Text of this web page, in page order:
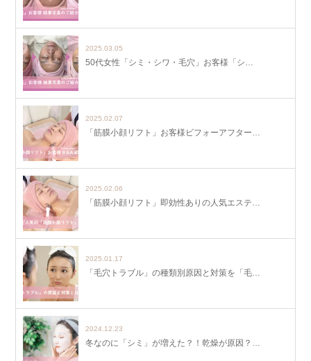
2025.03.05
50代女性「シミ・シワ・毛穴」お客様「シ…
2025.02.07
「筋膜小顔リフト」お客様ビフォーアフター…
2025.02.06
「筋膜小顔リフト」即効性ありの人気エステ…
2025.01.17
「毛穴トラブル」の種類別原因と対策を「毛…
2024.12.23
冬なのに「シミ」が増えた？！乾燥が原因？…